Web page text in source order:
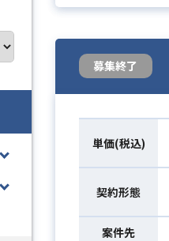
募集終了
単価(税込)
契約形態
案件先